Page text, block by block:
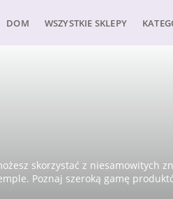
DOM WSZYSTKIE SKLEPY
skorzystać z niesamowitych
Poznaj szeroką gamę